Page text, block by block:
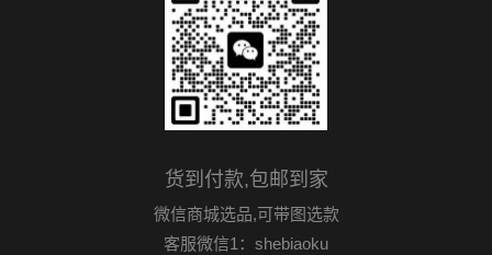
货到付款,包邮到家
微信商城选品,可带图选款
客服微信1：shebiaoku